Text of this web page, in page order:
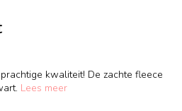
kwaliteit! De zachte fleece
Lees meer